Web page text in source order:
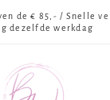
de € 85,- / Snelle
dezelfde werkdag